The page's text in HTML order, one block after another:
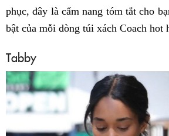
phục, đây là cẩm nang tóm tắt cho
bật của mỗi dòng túi xách Coach hot
Tabby